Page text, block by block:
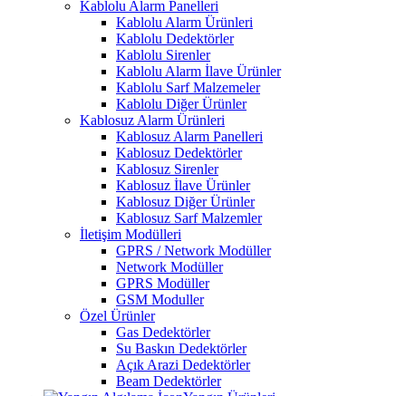
Kablolu Alarm Panelleri
Kablolu Alarm Ürünleri
Kablolu Dedektörler
Kablolu Sirenler
Kablolu Alarm İlave Ürünler
Kablolu Sarf Malzemeler
Kablolu Diğer Ürünler
Kablosuz Alarm Ürünleri
Kablosuz Alarm Panelleri
Kablosuz Dedektörler
Kablosuz Sirenler
Kablosuz İlave Ürünler
Kablosuz Diğer Ürünler
Kablosuz Sarf Malzemler
İletişim Modülleri
GPRS / Network Modüller
Network Modüller
GPRS Modüller
GSM Moduller
Özel Ürünler
Gas Dedektörler
Su Baskın Dedektörler
Açık Arazi Dedektörler
Beam Dedektörler